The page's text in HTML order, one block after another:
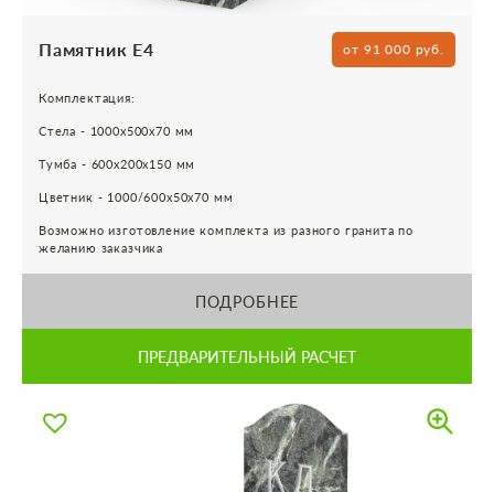
Памятник Е4 от 91 000 руб.
Комплектация:
Стела - 1000х500х70 мм
Тумба - 600х200х150 мм
Цветник - 1000/600х50х70 мм
Возможно изготовление комплекта из разного гранита по
желанию заказчика
ПОДРОБНЕЕ
ПРЕДВАРИТЕЛЬНЫЙ РАСЧЕТ